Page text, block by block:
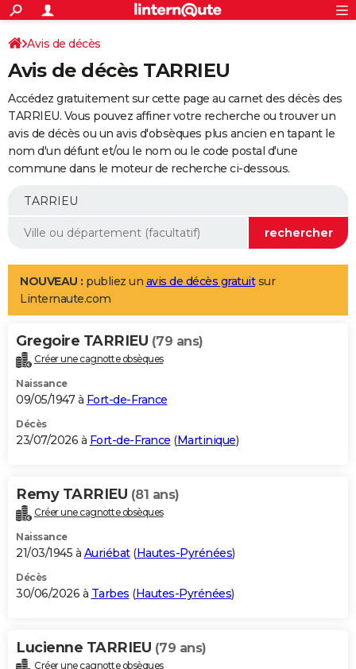
ACTUALITÉS
Politique
Société
Faits Divers
Education
Monde
Villes
+
SPORT
Coupe du monde 2026
Football
Tennis
Cyclisme
Rugby
Forum
Programme TV
TNT
Streaming
Cinéma
Sorties cinéma
Musique
+FINANCE
Retraite
Epargne
Immobilier
Risques naturels par ville
Banque
Assurance
AUTO
Essais
Réserver un essai
Citadines
Berlines
SUV
Forum auto
+
Mobiles
Meilleur smartphone
Internet
Ordinateurs
Jeux vidéo
Guide high-tech
Aménagement intérieur
LIFESTYLE
Art de vivre
Bien-être
Loisirs
Mode
Modes de vie
Alimentation
Guide de la santé
Maladies
Médicaments
Sommeil
VOYAGE
Destinations
City break
Voyage nature
Voyage de noces
Forum
Climat
+PHOTO
GUIDES D'ACHAT
BONS PLANS
Carte de Noël
Carte Bonne année
Carte Saint-Valentin
Carte Pâques
Carte d'anniversaire
DICTIONNAIRE
Dictionnaire
Biographies
Citations
Expressions
Proverbes
PROGRAMME TV
S'inscrire
Se connecter
Lycées
Collèges
Primaires
Universités
Entreprises
Service militaire
Avis de recherche
AVIS DE DÉCÈS
Bricolage
Lifestyle
Culture
Sport
Auto
Television
Voyage
Cinema
Avis de décès
Avis de décès TARRIEU
Accédez gratuitement sur cette page au carnet des décès des
TARRIEU. Vous pouvez affiner votre recherche ou trouver un
avis de décès ou un avis d'obsèques plus ancien en tapant le
nom d'un défunt et/ou le nom ou le code postal d'une
commune dans le moteur de recherche ci-dessous.
NOUVEAU : publiez un avis de décès gratuitsur
Linternaute.com
Gregoire TARRIEU (79 ans)
Créer une cagnotte obsèques
Naissance
09/05/1947 à Fort-de-France
Décès
23/07/2026 à Fort-de-France (Martinique)
Remy TARRIEU (81 ans)
Créer une cagnotte obsèques
Naissance
21/03/1945 à Auriébat(Hautes-Pyrénées)
Décès
30/06/2026 à Tarbes (Hautes-Pyrénées)
Lucienne TARRIEU (79 ans)
Créer une cagnotte obsèques